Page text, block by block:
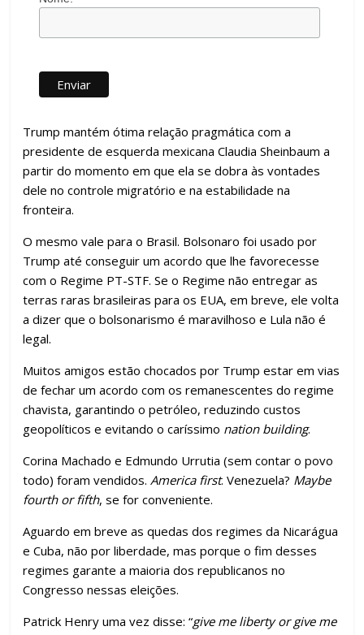
Trump mantém ótima relação pragmática com a
presidente de esquerda mexicana Claudia Sheinbaum a
partir do momento em que ela se dobra às vontades
dele no controle migratório e na estabilidade na
fronteira.
O mesmo vale para o Brasil. Bolsonaro foi usado por
Trump até conseguir um acordo que lhe favorecesse
com o Regime PT-STF. Se o Regime não entregar as
terras raras brasileiras para os EUA, em breve, ele volta
a dizer que o bolsonarismo é maravilhoso e Lula não é
legal.
Muitos amigos estão chocados por Trump estar em vias
de fechar um acordo com os remanescentes do regime
chavista, garantindo o petróleo, reduzindo custos
geopolíticos e evitando o caríssimo nation building.
Corina Machado e Edmundo Urrutia (sem contar o povo
todo) foram vendidos.America first. Venezuela? Maybe
fourth or fifth, se for conveniente.
Aguardo em breve as quedas dos regimes da Nicarágua
e Cuba, não por liberdade, mas porque o fim desses
regimes garante a maioria dos republicanos no
Congresso nessas eleições.
Patrick Henry uma vez disse: “give me liberty or give me